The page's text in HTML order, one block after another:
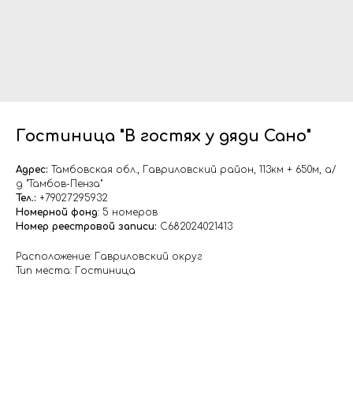
Гостиница "В гостях у дяди Сано"
Адрес:
Тамбовская обл., Гавриловский район, 113км + 650м, а/
д "Тамбов-Пенза"
Тел.: +79027295932
Номерной фонд: 5 номеров
Номер реестровой записи: С682024021413
Расположение: Гавриловский округ
Тип места: Гостиница